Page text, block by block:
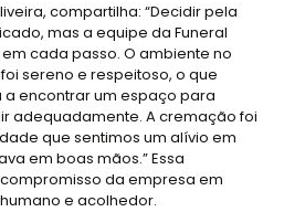
compartilha: “Decidir pela
mas a equipe da Funeral
cada passo. O ambiente no
sereno e respeitoso, o que
encontrar um espaço para
adequadamente. A cremação foi
que sentimos um alívio em
em boas mãos.” Essa
da empresa em
e acolhedor.